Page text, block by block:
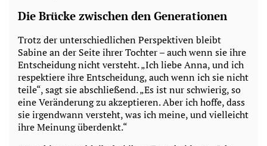
Die Brücke zwischen den Generationen
Trotz der unterschiedlichen Perspektiven bleibt
Sabine an der Seite ihrer Tochter – auch wenn sie ihre
Entscheidung nicht versteht. „Ich liebe Anna, und ich
respektiere ihre Entscheidung, auch wenn ich sie nicht
teile“, sagt sie abschließend. „Es ist nur schwierig, so
eine Veränderung zu akzeptieren. Aber ich hoffe, dass
sie irgendwann versteht, was ich meine, und vielleicht
ihre Meinung überdenkt.“